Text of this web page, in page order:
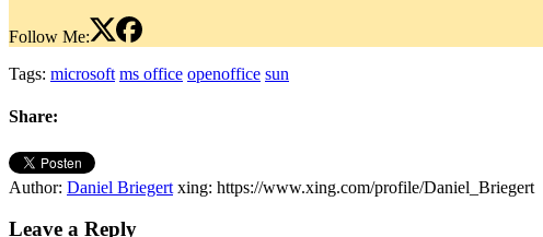
Follow Me:
Tags: microsoft ms office openoffice sun
Share:
Author: Daniel Briegert xing: https://www.xing.com/profile/Daniel_Briegert
Leave a Reply